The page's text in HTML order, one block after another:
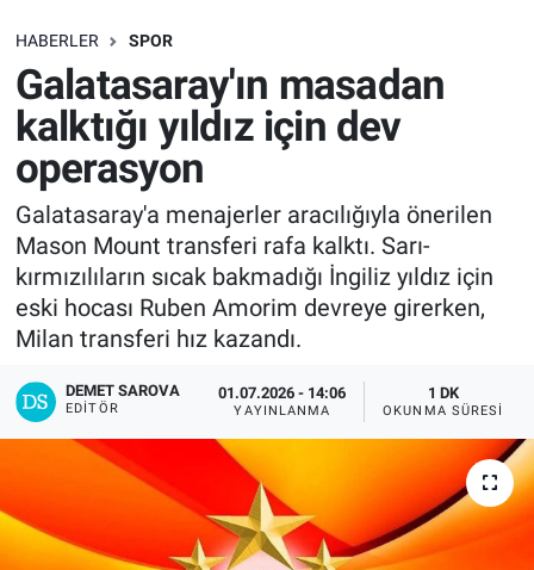
HABERLER SPOR
Galatasaray'ın masadan
kalktığı yıldız için dev
operasyon
Galatasaray'a menajerler aracılığıyla önerilen
Mason Mount transferi rafa kalktı. Sarı-
kırmızılıların sıcak bakmadığı İngiliz yıldız için
eski hocası Ruben Amorim devreye girerken,
Milan transferi hız kazandı.
DEMET SAROVA
EDITÖR
01.07.2026 - 14:06
YAYINLANMA
1 DK
OKUNMA SÜRESI
SAĞLIK
EKONOMİ
EĞİTİM
ÖZEL HABER
Keşfet
ASTROLOJİ
MANŞET
RESMİ İLANLAR